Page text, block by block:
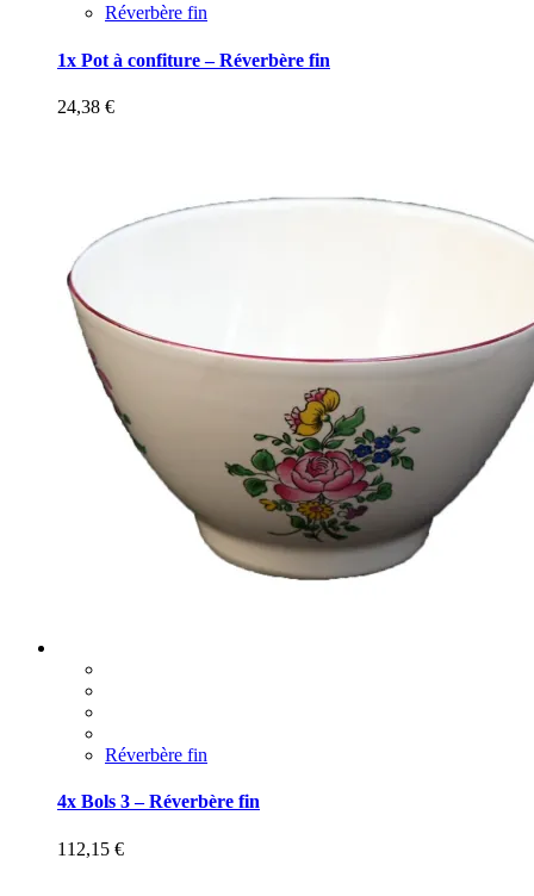
Réverbère fin
1x Pot à confiture – Réverbère fin
24,38 €
Réverbère fin
4x Bols 3 – Réverbère fin
112,15 €